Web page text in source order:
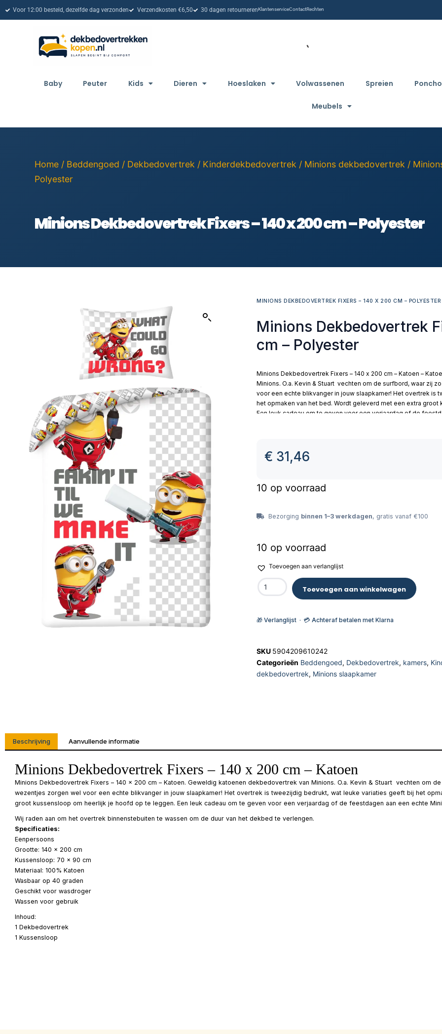
Voor 12:00 besteld, dezelfde dag verzonden Verzendkosten €6,50 30 dagen retournerenKlantenserviceContactRechten
Baby Peuter Kids Dieren Hoeslaken Volwassenen Spreien Poncho
Meubels
Home / Beddengoed / Dekbedovertrek / Kinderdekbedovertrek / Minions dekbedovertrek /
Polyester
Minions Dekbedovertrek Fixers – 140 x 200 cm – Polyester
MINIONS DEKBEDOVERTREK FIXERS – 140 X 200 CM – POLYESTER
Minions Dekbedovertrek
cm – Polyester
Minions Dekbedovertrek Fixers – 140 x 200 cm – Katoen –
Minions. O.a. Kevin & Stuart vechten om de surfbord, waar zij
voor een echte blikvanger in jouw slaapkamer! Het overtrek is
het opmaken van het bed. Wordt geleverd met een extra groot
Een leuk cadeau om te geven voor een verjaardag of de
€ 31,46
10 op voorraad
Bezorging binnen 1–3 werkdagen, gratis vanaf €100
10 op voorraad
Toevoegen aan verlanglijst
Toevoegen aan winkelwagen
🎁 Verlanglijst · 💳 Achteraf betalen met Klarna
SKU 5904209610242
Categorieën Beddengoed, Dekbedovertrek, kamers,
dekbedovertrek, Minions slaapkamer
Beschrijving Aanvullende informatie
Minions Dekbedovertrek Fixers – 140 x 200 cm – Katoen
Minions Dekbedovertrek Fixers – 140 x 200 cm – Katoen. Geweldig katoenen dekbedovertrek van Minions. O.a. Kevin & Stuart vechten om
wezentjes zorgen wel voor een echte blikvanger in jouw slaapkamer! Het overtrek is tweezijdig bedrukt, wat leuke variaties geeft bij het
groot kussensloop om heerlijk je hoofd op te leggen. Een leuk cadeau om te geven voor een verjaardag of de feestdagen aan een echte
Wij raden aan om het overtrek binnenstebuiten te wassen om de duur van het dekbed te verlengen.
Specificaties:
Eenpersoons
Grootte: 140 x 200 cm
Kussensloop: 70 x 90 cm
Materiaal: 100% Katoen
Wasbaar op 40 graden
Geschikt voor wasdroger
Wassen voor gebruik
Inhoud:
1 Dekbedovertrek
1 Kussensloop